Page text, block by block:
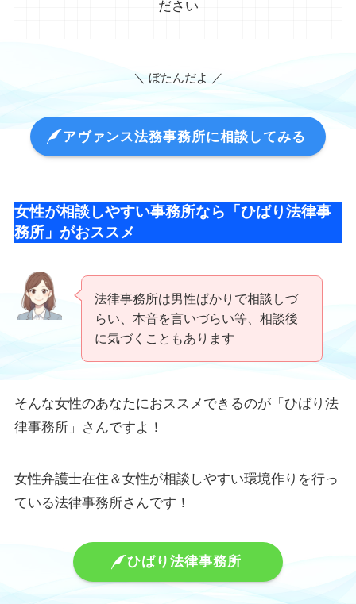
ださい
＼ ぼたんだよ ／
アヴァンス法務事務所に相談してみる
女性が相談しやすい事務所なら「ひばり法律事
務所」がおススメ
法律事務所は男性ばかりで相談しづ
らい、本音を言いづらい等、相談後
に気づくこともあります
そんな女性のあなたにおススメできるのが「ひばり法
律事務所」さんですよ！
女性弁護士在住＆女性が相談しやすい環境作りを行っ
ている法律事務所さんです！
ひばり法律事務所